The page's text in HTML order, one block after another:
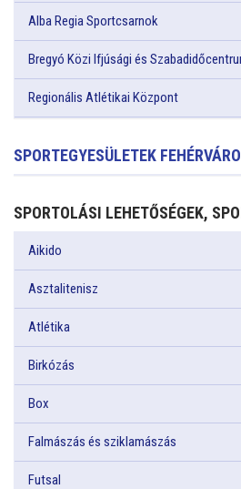
Alba Regia Sportcsarnok
Bregyó Közi Ifjúsági és
Regionális Atlétikai Központ
SPORTEGYESÜLETEK
SPORTOLÁSI LEHETŐSÉGEK,
Aikido
Asztalitenisz
Atlétika
Birkózás
Box
Falmászás és sziklamászás
Futsal